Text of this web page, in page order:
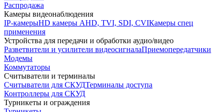
Распродажа
Камеры видеонаблюдения
IP-камерыHD камеры AHD, TVI, SDI, CVIКамеры спец
применения
Устройства для передачи и обработки аудио/видео
Разветвители и усилители видеосигналаПриемопередатчики
Модемы
Коммутаторы
Считыватели и терминалы
Считыватели для СКУДТерминалы доступа
Контроллеры для СКУД
Турникеты и ограждения